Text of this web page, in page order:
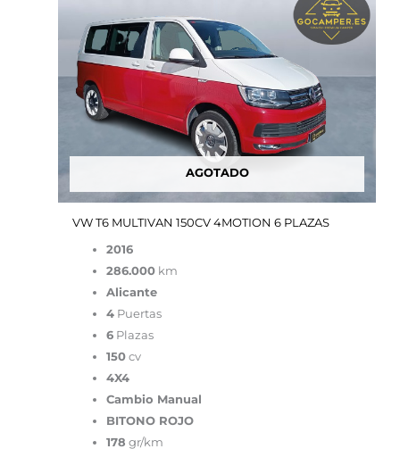
AGOTADO
VW T6 MULTIVAN 150CV 4MOTION 6 PLAZAS
2016
286.000km
Alicante
4Puertas
6Plazas
150cv
4X4
Cambio Manual
BITONO ROJO
178 gr/km